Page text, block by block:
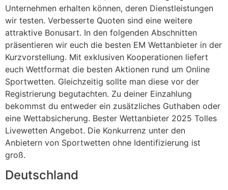
Unternehmen erhalten können, deren Dienstleistungen
wir testen. Verbesserte Quoten sind eine weitere
attraktive Bonusart. In den folgenden Abschnitten
präsentieren wir euch die besten EM Wettanbieter in der
Kurzvorstellung. Mit exklusiven Kooperationen liefert
euch Wettformat die besten Aktionen rund um Online
Sportwetten. Gleichzeitig sollte man diese vor der
Registrierung begutachten. Zu deiner Einzahlung
bekommst du entweder ein zusätzliches Guthaben oder
eine Wettabsicherung. Bester Wettanbieter 2025 Tolles
Livewetten Angebot. Die Konkurrenz unter den
Anbietern von Sportwetten ohne Identifizierung ist
groß.
Deutschland